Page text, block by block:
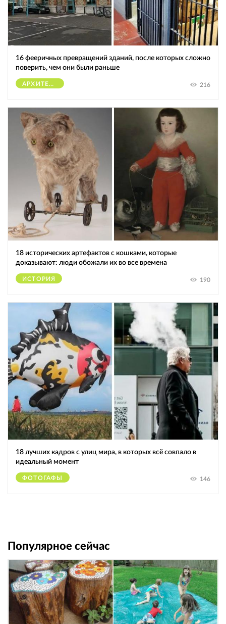
16 фееричных превращений зданий, после которых сложно
поверить, чем они были раньше
АРХИТЕКТУРА 216
18 исторических артефактов с кошками, которые
доказывают: люди обожали их во все времена
ИСТОРИЯ 190
18 лучших кадров с улиц мира, в которых всё совпало в
идеальный момент
ФОТОГАФЫ 146
Популярное сейчас